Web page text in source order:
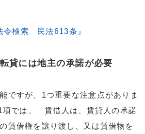
令検索 民法613条』
貸には地主の承諾が必要
ですが、1つ重要な注意点がありま
では、「賃借人は、賃貸人の承諾
賃借権を譲り渡し、又は賃借物を